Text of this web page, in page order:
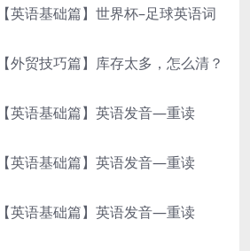
英语基础篇】世界杯–足球英语词
外贸技巧篇】库存太多，怎么清？
英语基础篇】英语发音—重读
英语基础篇】英语发音—重读
英语基础篇】英语发音—重读